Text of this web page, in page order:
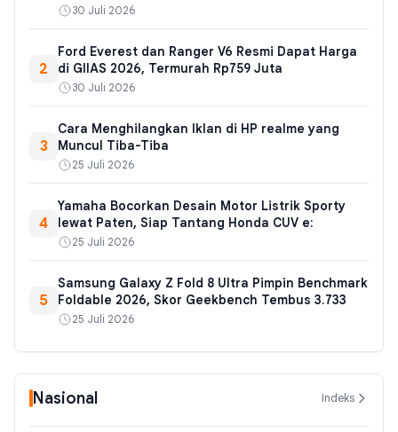
30 Juli 2026
2
Ford Everest dan Ranger V6 Resmi Dapat Harga
di GIIAS 2026, Termurah Rp759 Juta
30 Juli 2026
3
Cara Menghilangkan Iklan di HP realme yang
Muncul Tiba-Tiba
25 Juli 2026
4
Yamaha Bocorkan Desain Motor Listrik Sporty
lewat Paten, Siap Tantang Honda CUV e:
25 Juli 2026
5
Samsung Galaxy Z Fold 8 Ultra Pimpin Benchmark
Foldable 2026, Skor Geekbench Tembus 3.733
25 Juli 2026
Nasional Indeks